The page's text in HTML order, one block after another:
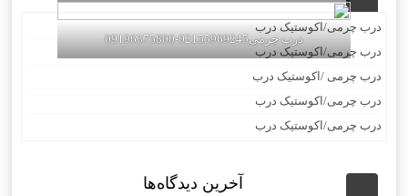
درب چرمی02155969245-09196375800
درب چرمی/اکوستیک درب
درب چرمی/اکوستیک درب
درب چرمی /اکوستیک درب
درب چرمی/اکوستیک درب
درب چرمی/اکوستیک درب
آخرین دیدگاه‌ها